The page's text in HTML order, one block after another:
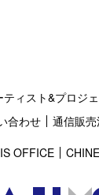
ティスト&プロジ
合わせ
通信販
OFFICE